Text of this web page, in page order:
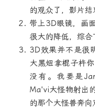
的观众了，影片
带上3D眼镜，画
很大的降低，综
3D效果并不是很
大黑妞拿棍子杵
没有。我要是
Ma'vi大怪物射出
的那个大怪兽奔